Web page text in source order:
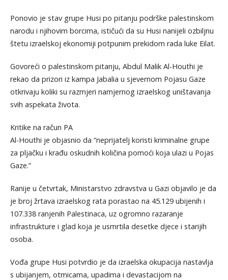
Ponovio je stav grupe Husi po pitanju podrške palestinskom
narodu i njihovim borcima, ističući da su Husi nanijeli ozbiljnu
štetu izraelskoj ekonomiji potpunim prekidom rada luke Eilat.
Govoreći o palestinskom pitanju, Abdul Malik Al-Houthi je
rekao da prizori iz kampa Jabalia u sjevernom Pojasu Gaze
otkrivaju koliki su razmjeri namjernog izraelskog uništavanja
svih aspekata života.
Kritike na račun PA
Al-Houthi je objasnio da “neprijatelj koristi kriminalne grupe
za pljačku i krađu oskudnih količina pomoći koja ulazi u Pojas
Gaze.”
Ranije u četvrtak, Ministarstvo zdravstva u Gazi objavilo je da
je broj žrtava izraelskog rata porastao na 45.129 ubijenih i
107.338 ranjenih Palestinaca, uz ogromno razaranje
infrastrukture i glad koja je usmrtila desetke djece i starijih
osoba.
Vođa grupe Husi potvrdio je da izraelska okupacija nastavlja
s ubijanjem, otmicama, upadima i devastacijom na